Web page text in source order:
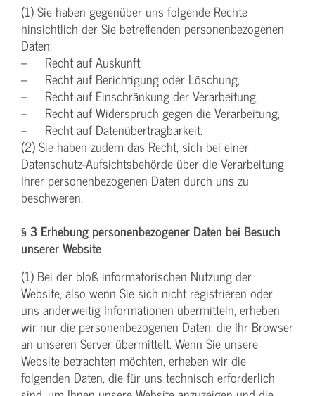
(1) Sie haben gegenüber uns folgende Rechte
hinsichtlich der Sie betreffenden personenbezogenen
Daten:
– Recht auf Auskunft,
– Recht auf Berichtigung oder Löschung,
– Recht auf Einschränkung der Verarbeitung,
– Recht auf Widerspruch gegen die Verarbeitung,
– Recht auf Datenübertragbarkeit.
(2) Sie haben zudem das Recht, sich bei einer
Datenschutz-Aufsichtsbehörde über die Verarbeitung
Ihrer personenbezogenen Daten durch uns zu
beschweren.
§ 3 Erhebung personenbezogener Daten bei Besuch
unserer Website
(1) Bei der bloß informatorischen Nutzung der
Website, also wenn Sie sich nicht registrieren oder
uns anderweitig Informationen übermitteln, erheben
wir nur die personenbezogenen Daten, die Ihr Browser
an unseren Server übermittelt. Wenn Sie unsere
Website betrachten möchten, erheben wir die
folgenden Daten, die für uns technisch erforderlich